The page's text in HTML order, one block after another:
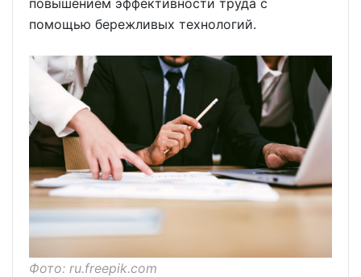
повышением эффективности труда с
помощью бережливых технологий.
Фото: ru.freepik.com